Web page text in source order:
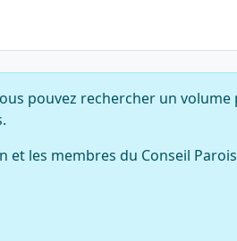
pouvez rechercher un
les membres du Conseil